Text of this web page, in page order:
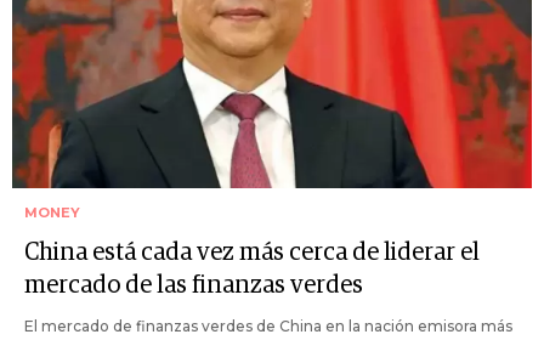
MONEY
China está cada vez más cerca de liderar el
mercado de las finanzas verdes
El mercado de finanzas verdes de China en la nación emisora más